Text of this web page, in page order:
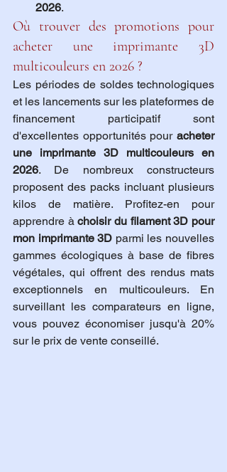
2026.
Où trouver des promotions pour
acheter une imprimante 3D
multicouleurs en 2026 ?
Les périodes de soldes technologiques
et les lancements sur les plateformes de
financement participatif sont
d'excellentes opportunités pour acheter
une imprimante 3D multicouleurs en
2026. De nombreux constructeurs
proposent des packs incluant plusieurs
kilos de matière. Profitez-en pour
apprendre à choisir du filament 3D pour
mon imprimante 3D parmi les nouvelles
gammes écologiques à base de fibres
végétales, qui offrent des rendus mats
exceptionnels en multicouleurs. En
surveillant les comparateurs en ligne,
vous pouvez économiser jusqu'à 20%
sur le prix de vente conseillé.